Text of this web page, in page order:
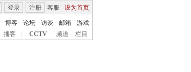
客服 设为首页
登录 注册
博客 论坛 访谈 邮箱
游戏
播客 CCTV 频道 栏目